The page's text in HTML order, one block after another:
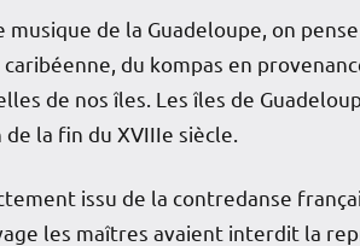
musique de la Guadeloupe, on
du kompas en
de nos îles. Les îles de
la fin du XVIIIe siècle.
issu de la contredanse
les maîtres avaient interdit la